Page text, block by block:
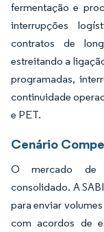
fermentação e
interrupções
contratos de
estreitando a
programadas,
continuidade
e PET.
Cenário
O mercado de
consolidado. A
para enviar
com acordos de